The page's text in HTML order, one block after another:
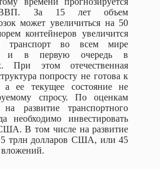
ВВП. За 15 лет объем
может увеличиться на 50
контейнеров увеличится
транспорт во всем мире
и в первую очередь в
При этом отечественная
попросту не готова к
а ее текущее состояние не
спросу. По оценкам
развитие транспортного
необходимо инвестировать
В том числе на развитие
трлн долларов США, или 45